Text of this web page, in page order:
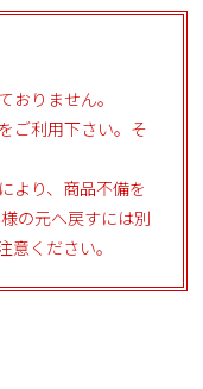
おりません。
ご利用下さい。そ
より、商品不備を
の元へ戻すには別
ください。